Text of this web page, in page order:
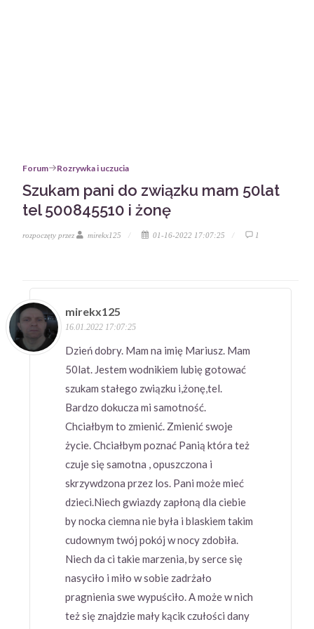
Forum Rozrywka i uczucia
Szukam pani do związku mam 50lat
tel 500845510 i żonę
rozpoczęty przez mirekx125 01-16-2022 17:07:25 1
mirekx125
16.01.2022 17:07:25
Dzień dobry. Mam na imię Mariusz. Mam
50lat. Jestem wodnikiem lubię gotować
szukam stałego związku i,żonę,tel.
Bardzo dokucza mi samotność.
Chciałbym to zmienić. Zmienić swoje
życie. Chciałbym poznać Panią która też
czuje się samotna , opuszczona i
skrzywdzona przez los. Pani może mieć
dzieci.Niech gwiazdy zapłoną dla ciebie
by nocka ciemna nie była i blaskiem takim
cudownym twój pokój w nocy zdobiła.
Niech da ci takie marzenia, by serce się
nasyciło i miło w sobie zadrżało
pragnienia swe wypuściło. A może w nich
też się znajdzie mały kącik czułości dany